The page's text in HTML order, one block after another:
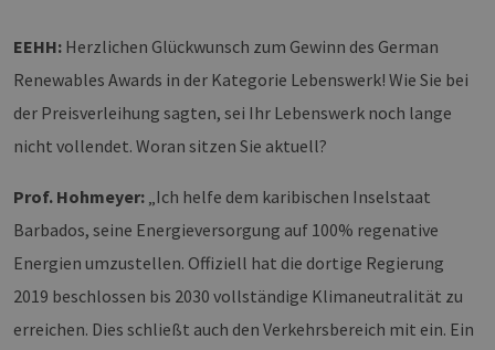
EEHH: Herzlichen Glückwunsch zum Gewinn des German
Renewables Awards in der Kategorie Lebenswerk! Wie Sie bei
der Preisverleihung sagten, sei Ihr Lebenswerk noch lange
nicht vollendet. Woran sitzen Sie aktuell?
Prof. Hohmeyer: „Ich helfe dem karibischen Inselstaat
Barbados, seine Energieversorgung auf 100% regenative
Energien umzustellen. Offiziell hat die dortige Regierung
2019 beschlossen bis 2030 vollständige Klimaneutralität zu
erreichen. Dies schließt auch den Verkehrsbereich mit ein. Ein